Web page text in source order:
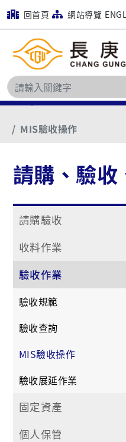
回首頁 網站導覽
首頁
請購、驗收、固定
MIS驗收操作
請購、驗收
請購驗收
收料作業
驗收作業
驗收規範
驗收查詢
MIS驗收操作
驗收展延作業
固定資產
個人保管